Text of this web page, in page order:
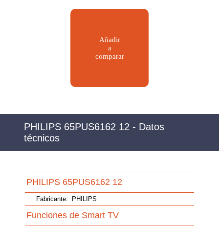
Añadir
a
comparar
PHILIPS 65PUS6162 12 - Datos
técnicos
PHILIPS 65PUS6162 12
Fabricante: PHILIPS
Funciones de Smart TV